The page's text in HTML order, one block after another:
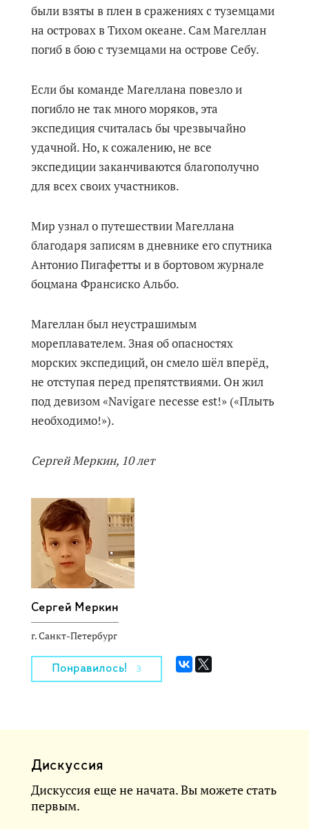
были взяты в плен в сражениях с туземцами
на островах в Тихом океане. Сам Магеллан
погиб в бою с туземцами на острове Себу.
Если бы команде Магеллана повезло и
погибло не так много моряков, эта
экспедиция считалась бы чрезвычайно
удачной. Но, к сожалению, не все
экспедиции заканчиваются благополучно
для всех своих участников.
Мир узнал о путешествии Магеллана
благодаря записям в дневнике его спутника
Антонио Пигафетты и в бортовом журнале
боцмана Франсиско Альбо.
Магеллан был неустрашимым
мореплавателем. Зная об опасностях
морских экспедиций, он смело шёл вперёд,
не отступая перед препятствиями. Он жил
под девизом «Navigare necesse est!» («Плыть
необходимо!»).
Сергей Меркин, 10 лет
Сергей Меркин
г. Санкт-Петербург
Понравилось! 3
Дискуссия
Дискуссия еще не начата. Вы можете стать
первым.